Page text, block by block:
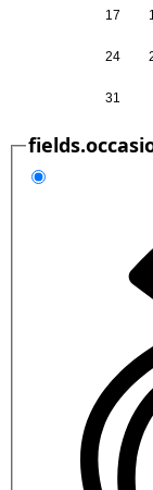
17
24
31